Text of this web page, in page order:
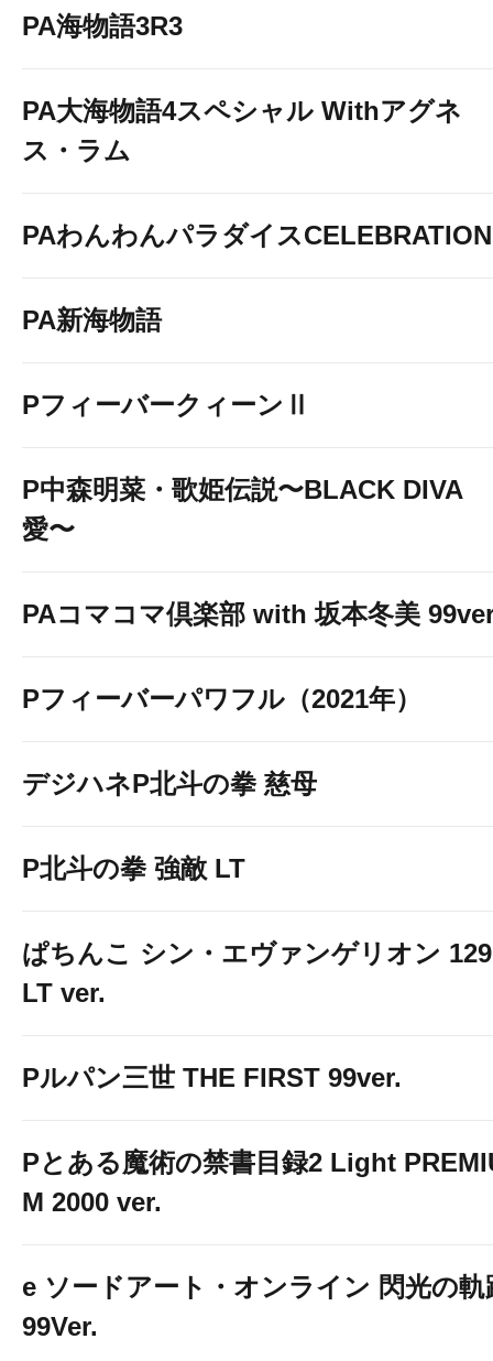
PA海物語3R3
PA大海物語4スペシャル Withアグネ
ス・ラム
PAわんわんパラダイスCELEBRATION
PA新海物語
PフィーバークィーンⅡ
P中森明菜・歌姫伝説〜BLACK DIVA
愛〜
PAコマコマ倶楽部 with 坂本冬美
Pフィーバーパワフル（2021年）
デジハネP北斗の拳 慈母
P北斗の拳 強敵 LT
ぱちんこ シン・エヴァンゲリオン 129
LT ver.
Pルパン三世 THE FIRST 99ver.
Pとある魔術の禁書目録2 Light
M 2000 ver.
e ソードアート・オンライン 閃光の軌
99Ver.